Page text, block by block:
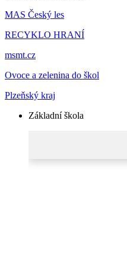
MAS Český les
RECYKLO HRANÍ
msmt.cz
Ovoce a zelenina do škol
Plzeňský kraj
Základní škola